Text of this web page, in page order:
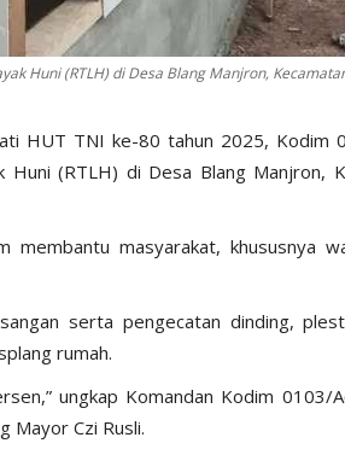
Huni (RTLH) di Desa Blang Manjron,
HUT TNI ke-80 tahun 2025, Kodim
Huni (RTLH) di Desa Blang Manjron,
masyarakat, khususnya
serta pengecatan dinding,
rumah.
ungkap Komandan Kodim 0103/
Mayor Czi Rusli.